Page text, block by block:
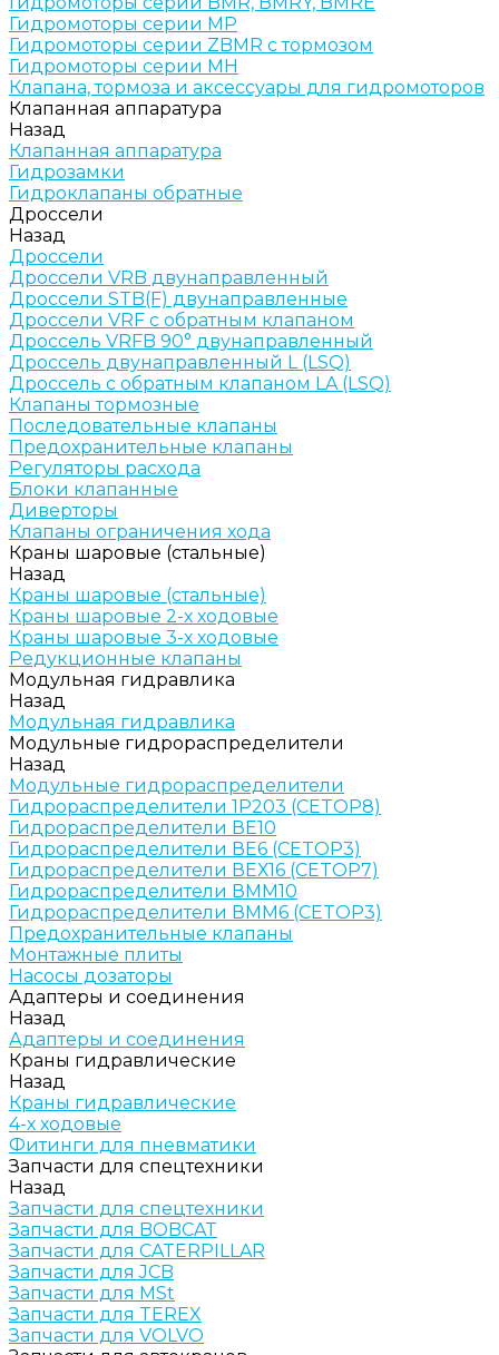
Гидромоторы серии MP
Гидромоторы серии ZBMR с тормозом
Гидромоторы серии МH
Клапана, тормоза и аксессуары для гидромоторов
Клапанная аппаратура
Назад
Клапанная аппаратура
Гидрозамки
Гидроклапаны обратные
Дроссели
Назад
Дроссели
Дроссели VRB двунаправленный
Дроссели STB(F) двунаправленные
Дроссели VRF с обратным клапаном
Дроссель VRFB 90° двунаправленный
Дроссель двунаправленный L (LSQ)
Дроссель с обратным клапаном LA (LSQ)
Клапаны тормозные
Последовательные клапаны
Предохранительные клапаны
Регуляторы расхода
Блоки клапанные
Диверторы
Клапаны ограничения хода
Краны шаровые (стальные)
Назад
Краны шаровые (стальные)
Краны шаровые 2-х ходовые
Краны шаровые 3-х ходовые
Редукционные клапаны
Модульная гидравлика
Назад
Модульная гидравлика
Модульные гидрораспределители
Назад
Модульные гидрораспределители
Гидрораспределители 1Р203 (CETOP8)
Гидрораспределители ВЕ10
Гидрораспределители ВЕ6 (CETOP3)
Гидрораспределители ВЕХ16 (CETOP7)
Гидрораспределители ВММ10
Гидрораспределители ВММ6 (CETOP3)
Предохранительные клапаны
Монтажные плиты
Насосы дозаторы
Адаптеры и соединения
Назад
Адаптеры и соединения
Краны гидравлические
Назад
Краны гидравлические
4-х ходовые
Фитинги для пневматики
Запчасти для спецтехники
Назад
Запчасти для спецтехники
Запчасти для BOBCAT
Запчасти для CATERPILLAR
Запчасти для JCB
Запчасти для MSt
Запчасти для TEREX
Запчасти для VOLVO